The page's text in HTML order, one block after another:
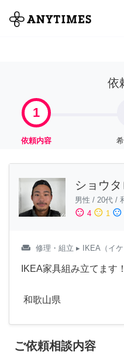
全て
依
1
依頼内容
ショウ
男性 / 20代 /
sentiment_satisfied 4 sentiment_neutral 1 sentiment_dissatisfied
weekend 修理・組立 ▸ IKEA（イ
IKEA家具組み立てます！
和歌山県
ご依頼相談内容